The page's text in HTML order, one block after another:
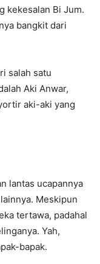
kekesalan Bi Jum.
bangkit dari
salah satu
Aki Anwar,
aki-aki yang
lantas ucapannya
Meskipun
tertawa, padahal
Yah,
bapak.